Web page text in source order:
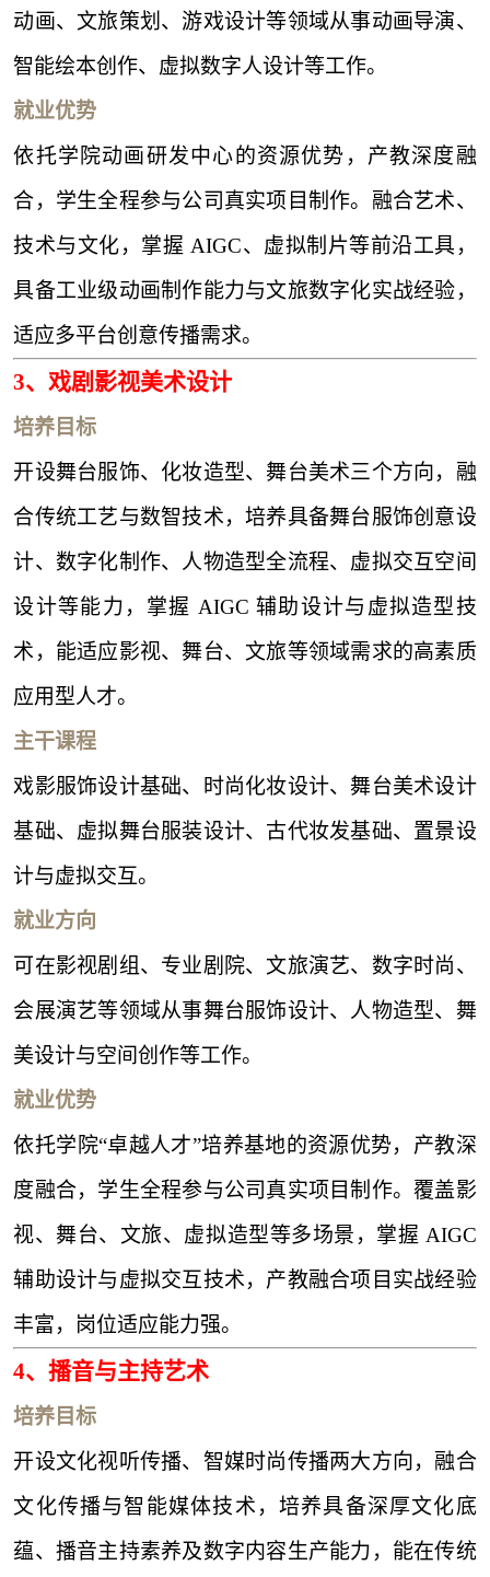
动画、文旅策划、游戏设计等领域从事动画导演、
智能绘本创作、虚拟数字人设计等工作。
就业优势
依托学院动画研发中心的资源优势，产教深度融
合，学生全程参与公司真实项目制作。融合艺术、
技术与文化，掌握 AIGC、虚拟制片等前沿工具，
具备工业级动画制作能力与文旅数字化实战经验，
适应多平台创意传播需求。
3、戏剧影视美术设计
培养目标
开设舞台服饰、化妆造型、舞台美术三个方向，融
合传统工艺与数智技术，培养具备舞台服饰创意设
计、数字化制作、人物造型全流程、虚拟交互空间
设计等能力，掌握 AIGC 辅助设计与虚拟造型技
术，能适应影视、舞台、文旅等领域需求的高素质
应用型人才。
主干课程
戏影服饰设计基础、时尚化妆设计、舞台美术设计
基础、虚拟舞台服装设计、古代妆发基础、置景设
计与虚拟交互。
就业方向
可在影视剧组、专业剧院、文旅演艺、数字时尚、
会展演艺等领域从事舞台服饰设计、人物造型、舞
美设计与空间创作等工作。
就业优势
依托学院“卓越人才”培养基地的资源优势，产教深
度融合，学生全程参与公司真实项目制作。覆盖影
视、舞台、文旅、虚拟造型等多场景，掌握 AIGC
辅助设计与虚拟交互技术，产教融合项目实战经验
丰富，岗位适应能力强。
4、播音与主持艺术
培养目标
开设文化视听传播、智媒时尚传播两大方向，融合
文化传播与智能媒体技术，培养具备深厚文化底
蕴、播音主持素养及数字内容生产能力，能在传统